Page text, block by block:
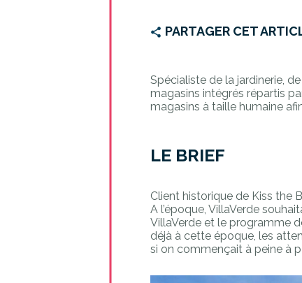
PARTAGER CET
Spécialiste de la jardinerie,
magasins intégrés répartis
magasins à taille humaine
LE BRIEF
Client historique de Kiss the
A l’époque, VillaVerde
VillaVerde et le programme
déjà à cette époque, les
si on commençait à peine à